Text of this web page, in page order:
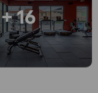
+ 16